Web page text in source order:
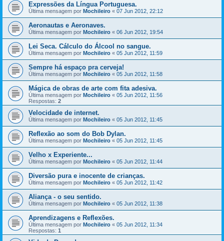
Expressões da Língua Portuguesa.
Última mensagem por Mochileiro « 07 Jun 2012, 22:12
Aeronautas e Aeronaves.
Última mensagem por Mochileiro « 06 Jun 2012, 19:54
Lei Seca. Cálculo do Álcool no sangue.
Última mensagem por Mochileiro « 05 Jun 2012, 11:59
Sempre há espaço pra cerveja!
Última mensagem por Mochileiro « 05 Jun 2012, 11:58
Mágica de obras de arte com fita adesiva.
Última mensagem por Mochileiro « 05 Jun 2012, 11:56
Respostas: 2
Velocidade de internet.
Última mensagem por Mochileiro « 05 Jun 2012, 11:45
Reflexão ao som do Bob Dylan.
Última mensagem por Mochileiro « 05 Jun 2012, 11:45
Velho x Experiente...
Última mensagem por Mochileiro « 05 Jun 2012, 11:44
Diversão pura e inocente de crianças.
Última mensagem por Mochileiro « 05 Jun 2012, 11:42
Aliança - o seu sentido.
Última mensagem por Mochileiro « 05 Jun 2012, 11:38
Aprendizagens e Reflexões.
Última mensagem por Mochileiro « 05 Jun 2012, 11:34
Respostas: 1